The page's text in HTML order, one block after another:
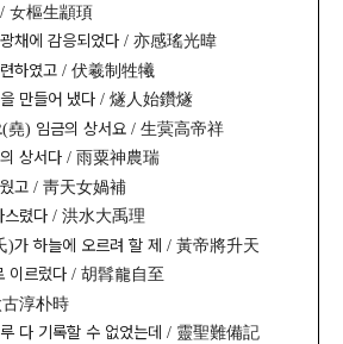
/ 女樞生顓頊
채에 감응되었다 / 亦感瑤光暐
하였고 / 伏羲制牲犧
만들어 냈다 / 燧人始鑽燧
(堯) 임금의 상서요 / 生蓂高帝祥
상서다 / 雨粟神農瑞
고 / 靑天女媧補
스렸다 / 洪水大禹理
)가 하늘에 오르려 할 제 / 黃帝將升天
이르렀다 / 胡髥龍自至
古淳朴時
다 기록할 수 없었는데 / 靈聖難備記